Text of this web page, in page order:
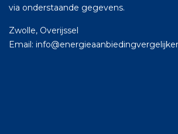
via onderstaande gegevens.
Zwolle, Overijssel
Email: